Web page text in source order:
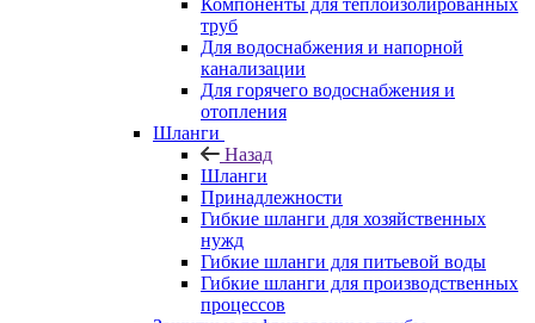
Компоненты для теплоизолированных
труб
Для водоснабжения и напорной
канализации
Для горячего водоснабжения и
отопления
Шланги
Назад
Шланги
Принадлежности
Гибкие шланги для хозяйственных
нужд
Гибкие шланги для питьевой воды
Гибкие шланги для производственных
процессов